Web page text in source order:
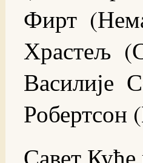
Фирт
Храстељ
Василије
Робертсон